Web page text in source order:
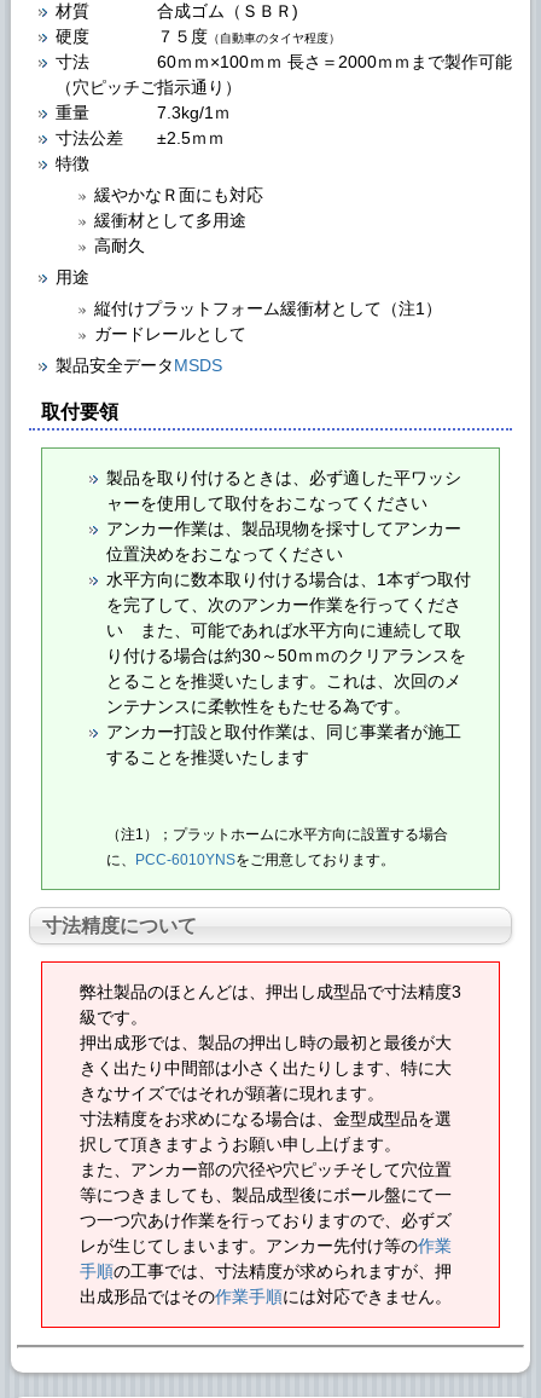
材質 合成ゴム（ＳＢＲ)
硬度 ７５度（自動車のタイヤ程度）
寸法 60ｍｍ×100ｍｍ 長さ＝2000ｍｍまで製作可能
（穴ピッチご指示通り）
重量 7.3kg/1ｍ
寸法公差 ±2.5ｍｍ
特徴
緩やかなＲ面にも対応
緩衝材として多用途
高耐久
用途
縦付けプラットフォーム緩衝材として（注1）
ガードレールとして
製品安全データMSDS
取付要領
製品を取り付けるときは、必ず適した平ワッシ
ャーを使用して取付をおこなってください
アンカー作業は、製品現物を採寸してアンカー
位置決めをおこなってください
水平方向に数本取り付ける場合は、1本ずつ取付
を完了して、次のアンカー作業を行ってくださ
い また、可能であれば水平方向に連続して取
り付ける場合は約30～50ｍｍのクリアランスを
とることを推奨いたします。これは、次回のメ
ンテナンスに柔軟性をもたせる為です。
アンカー打設と取付作業は、同じ事業者が施工
することを推奨いたします
（注1）；プラットホームに水平方向に設置する場合
に、
PCC-6010YNSをご用意しております。
寸法精度について
弊社製品のほとんどは、押出し成型品で寸法精度3
級です。
押出成形では、製品の押出し時の最初と最後が大
きく出たり中間部は小さく出たりします、特に大
きなサイズではそれが顕著に現れます。
寸法精度をお求めになる場合は、金型成型品を選
択して頂きますようお願い申し上げます。
また、アンカー部の穴径や穴ピッチそして穴位置
等につきましても、製品成型後にボール盤にて一
つ一つ穴あけ作業を行っておりますので、必ずズ
レが生じてしまいます。アンカー先付け等の作業
手順の工事では、寸法精度が求められますが、押
出成形品ではその作業手順には対応できません。